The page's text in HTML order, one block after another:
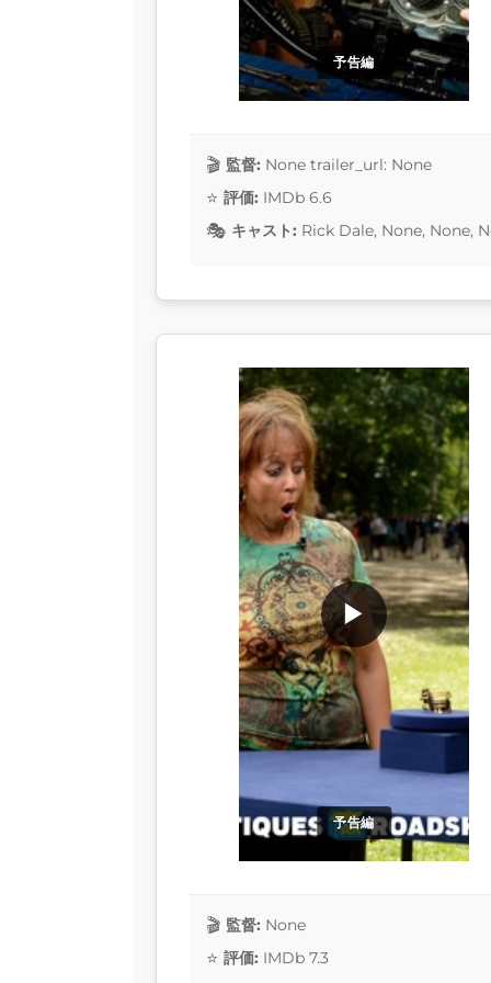
予告編
監督: None trailer_url: None
評価: IMDb 6.6
キャスト: Rick Dale, None, None,
予告編
▶
監督: None
評価: IMDb 7.3